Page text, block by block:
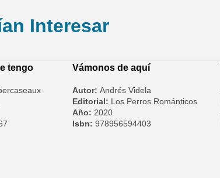
Interesar
tengo Vámonos de aquí
Autor: Andrés Videla
Editorial: Los Perros Románticos
Año: 2020
Isbn: 978956594403